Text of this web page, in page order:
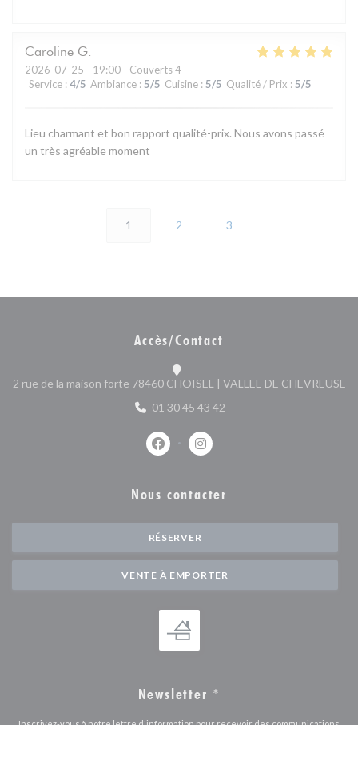
Caroline G
2026-07-25 - 19:00 - Couverts 4
Service : 4/5 Ambiance : 5/5 Cuisine : 5/5 Qualité / Prix : 5/5
Lieu charmant et bon rapport qualité-prix. Nous avons passé
un très agréable moment
1 2 3
Accès/Contact
2 rue de la maison forte 78460 CHOISEL | VALLEE DE CHEVREUSE
01 30 45 43 42
Facebook ((ouvre une nouvelle
Instagram ((ouvre une
Nous contacter
RÉSERVER
VENTE À EMPORTER
Newsletter *
Inscrivez-vous à notre lettre d'information pour recevoir des communications